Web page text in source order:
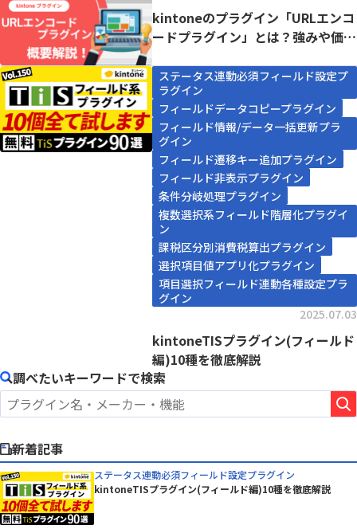
kintoneのプラグイン「URLエンコ
ードプラグイン」とは？強みや価
ステータス連動必須フィールド設定プ
ラグイン
フィールドデータコピープラグイン
フィールド情報/データ一括更新プラ
グイン
フィールド遷移キー追加プラグイン
フィールド非表示プラグイン
条件分岐処理プラグイン
複数選択系フィールド階層化プラグイ
ン
課税区分別消費税算出プラグイン
選択項目値アプリ化プラグイン
項目選択フィールド連動各種設定プラ
グイン
2025.07.03
kintoneTISプラグイン(フィールド
編)10種を徹底解説
調べたいキーワードで検索
新着記事
ステータス連動必須フィールド設定プラグイン
kintoneTISプラグイン(フィールド編)10種を徹底解説